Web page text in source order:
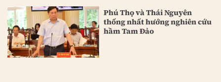
Phú Thọ và Thái Nguyên
thống nhất hướng nghiên cứu
hầm Tam Đảo